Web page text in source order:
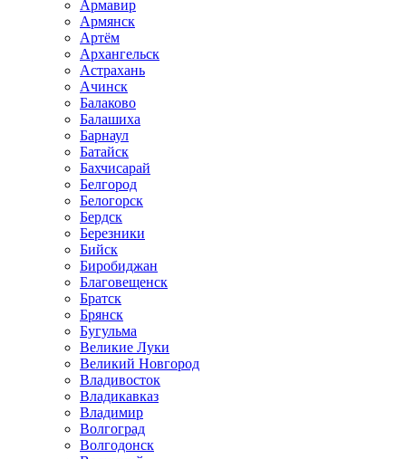
Армавир
Армянск
Артём
Архангельск
Астрахань
Ачинск
Балаково
Балашиха
Барнаул
Батайск
Бахчисарай
Белгород
Белогорск
Бердск
Березники
Бийск
Биробиджан
Благовещенск
Братск
Брянск
Бугульма
Великие Луки
Великий Новгород
Владивосток
Владикавказ
Владимир
Волгоград
Волгодонск